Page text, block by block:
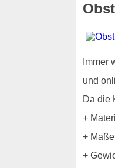
Immer
und
Da die
+
+
+